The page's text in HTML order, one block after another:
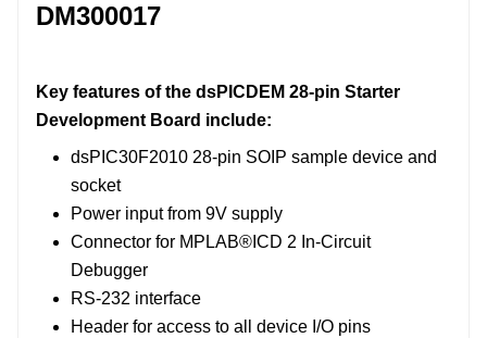
DM300017
Key features of the dsPICDEM 28-pin Starter
Development Board include:
dsPIC30F2010 28-pin SOIP sample device and
socket
Power input from 9V supply
Connector for MPLAB®ICD 2 In-Circuit
Debugger
RS-232 interface
Header for access to all device I/O pins